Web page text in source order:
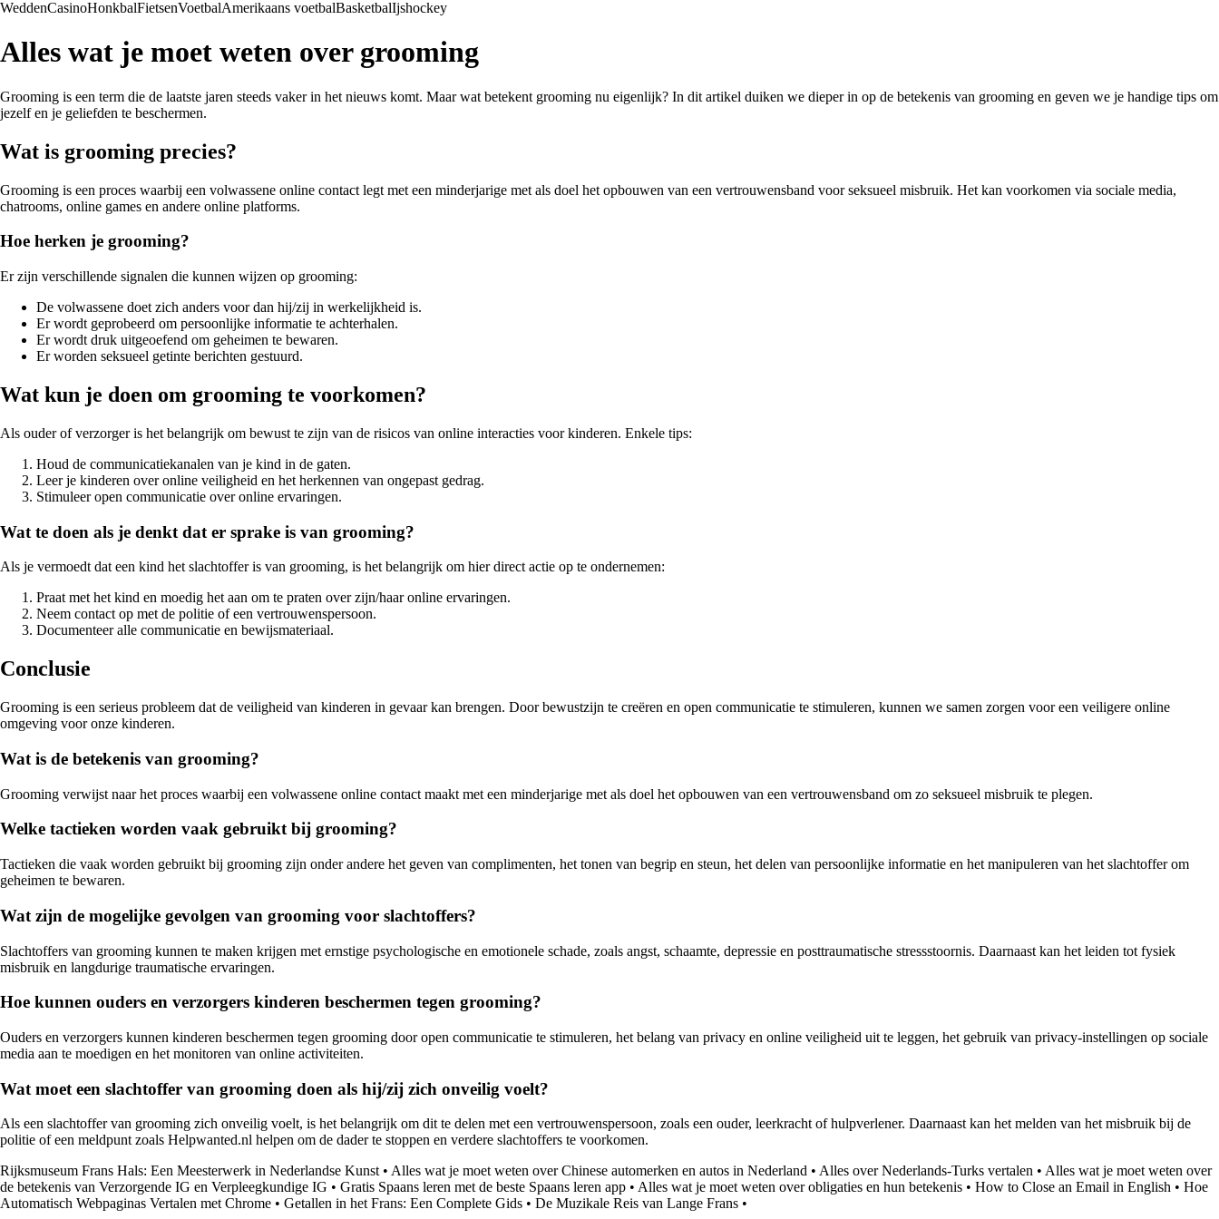
WeddenCasinoHonkbalFietsenVoetbalAmerikaans voetbalBasketbalIjshockey
Alles wat je moet weten over grooming
Grooming is een term die de laatste jaren steeds vaker in het nieuws komt. Maar wat betekent grooming nu eigenlijk? In dit artikel duiken we dieper in op de betekenis van grooming en geven we je handige tips om
jezelf en je geliefden te beschermen.
Wat is grooming precies?
Grooming is een proces waarbij een volwassene online contact legt met een minderjarige met als doel het opbouwen van een vertrouwensband voor seksueel misbruik. Het kan voorkomen via sociale media,
chatrooms, online games en andere online platforms.
Hoe herken je grooming?
Er zijn verschillende signalen die kunnen wijzen op grooming:
De volwassene doet zich anders voor dan hij/zij in werkelijkheid is.
Er wordt geprobeerd om persoonlijke informatie te achterhalen.
Er wordt druk uitgeoefend om geheimen te bewaren.
Er worden seksueel getinte berichten gestuurd.
Wat kun je doen om grooming te voorkomen?
Als ouder of verzorger is het belangrijk om bewust te zijn van de risicos van online interacties voor kinderen. Enkele tips:
Houd de communicatiekanalen van je kind in de gaten.
Leer je kinderen over online veiligheid en het herkennen van ongepast gedrag.
Stimuleer open communicatie over online ervaringen.
Wat te doen als je denkt dat er sprake is van grooming?
Als je vermoedt dat een kind het slachtoffer is van grooming, is het belangrijk om hier direct actie op te ondernemen:
Praat met het kind en moedig het aan om te praten over zijn/haar online ervaringen.
Neem contact op met de politie of een vertrouwenspersoon.
Documenteer alle communicatie en bewijsmateriaal.
Conclusie
Grooming is een serieus probleem dat de veiligheid van kinderen in gevaar kan brengen. Door bewustzijn te creëren en open communicatie te stimuleren, kunnen we samen zorgen voor een veiligere online
omgeving voor onze kinderen.
Wat is de betekenis van grooming?
Grooming verwijst naar het proces waarbij een volwassene online contact maakt met een minderjarige met als doel het opbouwen van een vertrouwensband om zo seksueel misbruik te plegen.
Welke tactieken worden vaak gebruikt bij grooming?
Tactieken die vaak worden gebruikt bij grooming zijn onder andere het geven van complimenten, het tonen van begrip en steun, het delen van persoonlijke informatie en het manipuleren van het slachtoffer om
geheimen te bewaren.
Wat zijn de mogelijke gevolgen van grooming voor slachtoffers?
Slachtoffers van grooming kunnen te maken krijgen met ernstige psychologische en emotionele schade, zoals angst, schaamte, depressie en posttraumatische stressstoornis. Daarnaast kan het leiden tot fysiek
misbruik en langdurige traumatische ervaringen.
Hoe kunnen ouders en verzorgers kinderen beschermen tegen grooming?
Ouders en verzorgers kunnen kinderen beschermen tegen grooming door open communicatie te stimuleren, het belang van privacy en online veiligheid uit te leggen, het gebruik van privacy-instellingen op sociale
media aan te moedigen en het monitoren van online activiteiten.
Wat moet een slachtoffer van grooming doen als hij/zij zich onveilig voelt?
Als een slachtoffer van grooming zich onveilig voelt, is het belangrijk om dit te delen met een vertrouwenspersoon, zoals een ouder, leerkracht of hulpverlener. Daarnaast kan het melden van het misbruik bij de
politie of een meldpunt zoals Helpwanted.nl helpen om de dader te stoppen en verdere slachtoffers te voorkomen.
Rijksmuseum Frans Hals: Een Meesterwerk in Nederlandse Kunst • Alles wat je moet weten over Chinese automerken en autos in Nederland • Alles over Nederlands-Turks vertalen • Alles wat je moet weten over
de betekenis van Verzorgende IG en Verpleegkundige IG • Gratis Spaans leren met de beste Spaans leren app • Alles wat je moet weten over obligaties en hun betekenis • How to Close an Email in English • Hoe
Automatisch Webpaginas Vertalen met Chrome • Getallen in het Frans: Een Complete Gids • De Muzikale Reis van Lange Frans •